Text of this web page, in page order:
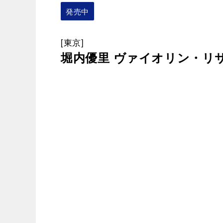
発売中
[東京]
堀内優里 ヴァイオリン・リ